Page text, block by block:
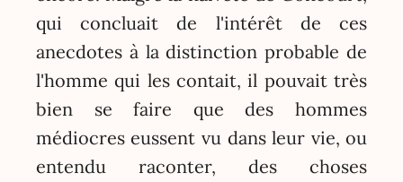
qui concluait de l'intérêt de ces
anecdotes à la distinction probable de
l'homme qui les contait, il pouvait très
bien se faire que des hommes
médiocres eussent vu dans leur vie, ou
entendu raconter, des choses